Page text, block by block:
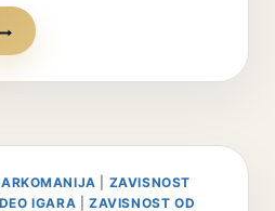
ZAVISNOST
IGARA |ZAVISNOST OD